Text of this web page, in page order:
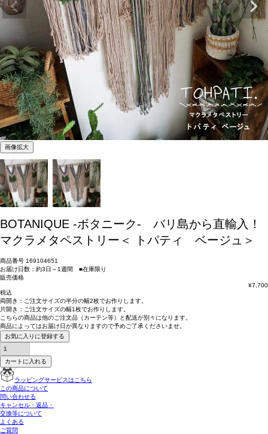
画像拡大
BOTANIQUE -ボタニーク- バリ島から直輸入！
マクラメタペストリー＜ トパティ ベージュ＞
商品番号 169104651
お届け日数：約3日～1週間 ■在庫限り
販売価格
¥7,700
税込
両開き： ご注文サイズの半分の幅2枚でお作りします。
片開き： ご注文サイズの幅1枚でお作りします。
こちらの商品は他のご注文品（カーテン等）と配送が別々 になります。
商品によってはお届け日が異なりますので予めご了承くださいませ。
お気に入りに登録する
カートに入れる
ラッピングサービスはこちら
この商品について
問い合わせる
キャンセル・返品・
交換等について
よくある
ご質問